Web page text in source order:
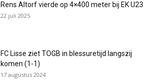
Rens Altorf vierde op 4×400 meter bij EK U23
22 juli 2025
FC Lisse ziet TOGB in blessuretijd langszij
komen (1-1)
17 augustus 2024